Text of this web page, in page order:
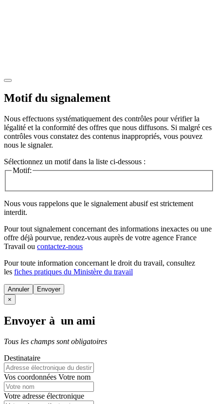
Motif du signalement
Nous effectuons systématiquement des contrôles pour vérifier la
légalité et la conformité des offres que nous diffusons. Si malgré ces
contrôles vous constatez des contenus inappropriés, vous pouvez
nous le signaler.
Sélectionnez un motif dans la liste ci-dessous :
Motif:
Nous vous rappelons que le signalement abusif est strictement
interdit.
Pour tout signalement concernant des informations inexactes ou une
offre déjà pourvue, rendez-vous auprès de votre agence France
Travail ou contactez-nous
Pour toute information concernant le droit du travail, consultez
les fiches pratiques du Ministère du travail
Annuler
×
Envoyer à un ami
Tous les champs sont obligatoires
Destinataire
Vos coordonnées Votre nom
Votre adresse électronique